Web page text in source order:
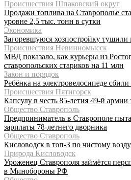
Происшествия Шпаковский округ
Продажи топлива на Ставрополье
уровне 2,5 тыс. тонн в сутки
Экономика
Загоревшуюся хозпостройку
Происшествия Невинномысск
МВД показало, как курьеры из
ставропольских стариков на 11 млн
Закон и порядок
Ребёнка на электровелосипеде
Происшествия Пятигорск
Капсулу в честь 85-летия 49-й
Общество Ставрополь
Предприниматель в Ставрополе
зарплаты 78-летнего дворника
Общество Ставрополь
Кисловодск в топ-3 по чистому
Природа Кисловодск
Уроженец Ставрополя займётся
в Минобороны РФ